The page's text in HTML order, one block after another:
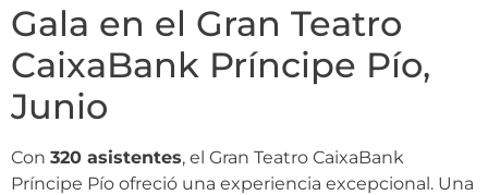
Gala en el Gran Teatro
CaixaBank Príncipe Pío,
Junio
Con 320 asistentes, el Gran Teatro CaixaBank
Príncipe Pío ofreció una experiencia excepcional. Una